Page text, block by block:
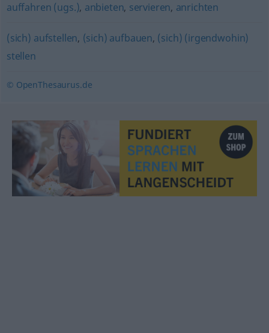
auffahren (ugs.), anbieten, servieren, anrichten
(sich) aufstellen, (sich) aufbauen, (sich) (irgendwohin)
stellen
© OpenThesaurus.de